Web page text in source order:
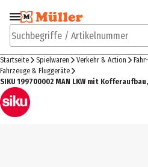
Zur Navigation
springen
Suchbegriffe / Artikelnummer
Startseite Spielwaren Verkehr & Action
Fahrzeuge & Fluggeräte
SIKU 199700002 MAN LKW mit